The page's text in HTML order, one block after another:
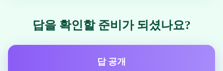
답을 확인할 준비가 되셨나요?
답 공개